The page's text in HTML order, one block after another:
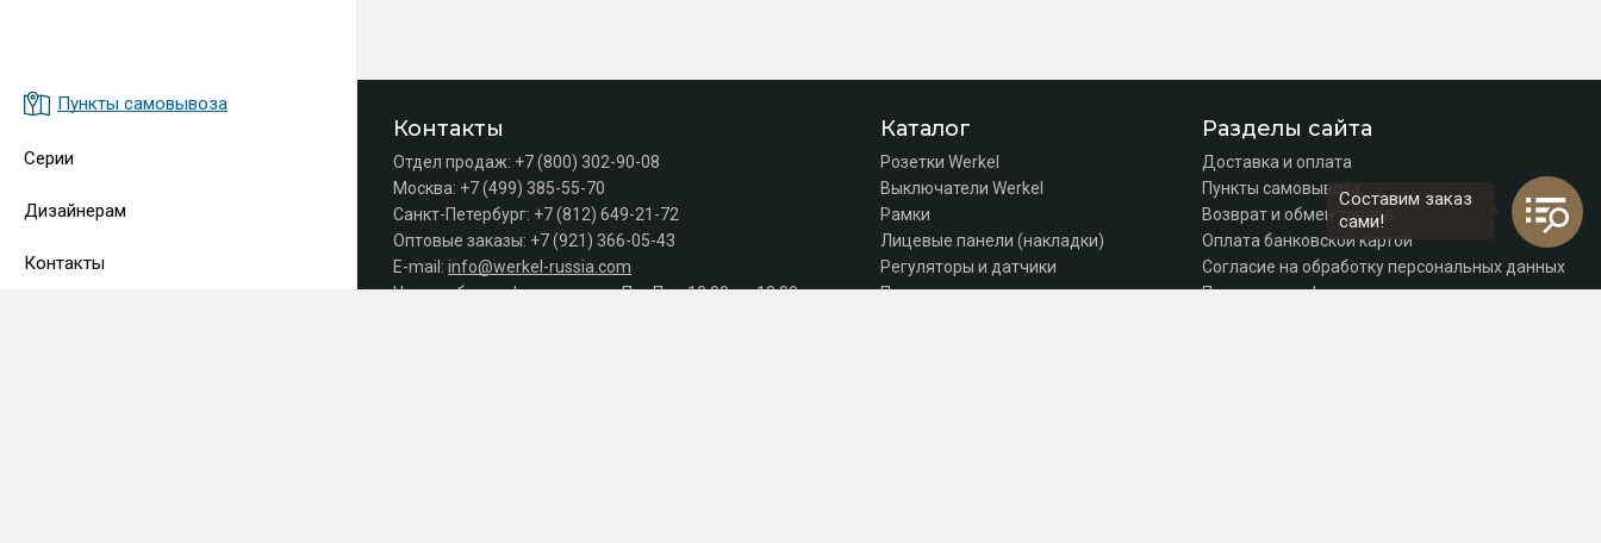
Пункты самовывоза
Серии
Дизайнерам
Контакты
Контакты
Отдел продаж: +7 (800) 302-90-08
Москва: +7 (499) 385-55-70
Санкт-Петербург: +7 (812) 649-21-72
Оптовые заказы: +7 (921) 366-05-43
E-mail: info@werkel-russia.com
Часы работы офиса продаж: Пн–Пт с 10:00 до 18:00
Каталог
Розетки Werkel
Выключатели Werkel
Рамки
Лицевые панели (накладки)
Регуляторы и датчики
Подсветка лестниц
Разделы сайта
Доставка и оплата
Пункты самовывоза
Возврат и обмен товара
Оплата банковской картой
Согласие на обработку персональных данных
Политика конфиденциальности
Составим заказ
сами!